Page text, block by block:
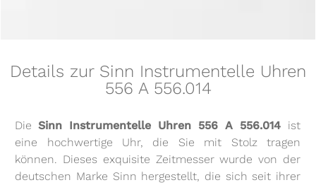
Details zur Sinn Instrumentelle Uhren
556 A 556.014
DieSinn Instrumentelle Uhren 556 A 556.014 ist
eine hochwertige Uhr, die Sie mit Stolz tragen
können. Dieses exquisite Zeitmesser wurde von der
deutschen Marke Sinn hergestellt, die sich seit ihrer